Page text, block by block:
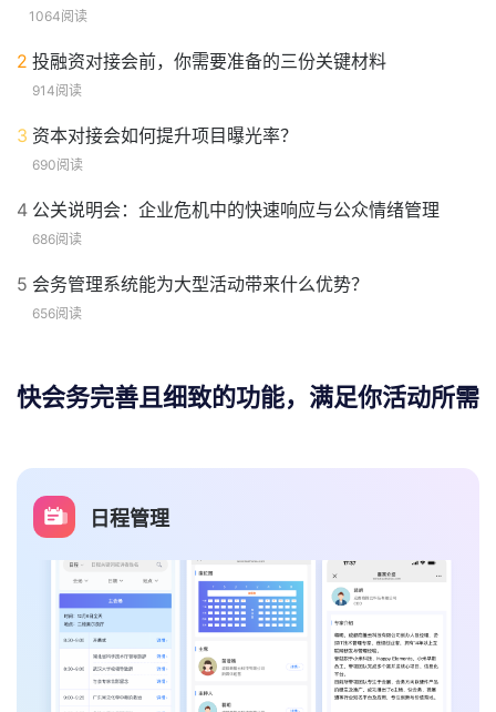
1064阅读
2 投融资对接会前，你需要准备的三份关键材料
914阅读
3 资本对接会如何提升项目曝光率？
690阅读
4 公关说明会：企业危机中的快速响应与公众情绪管理
686阅读
5 会务管理系统能为大型活动带来什么优势？
656阅读
快会务完善且细致的功能，满足你活动所需
日程管理